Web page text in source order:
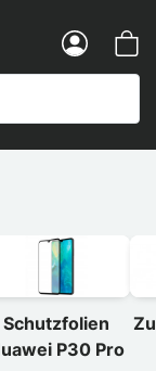
für
Schutzfolien
P30 Pro